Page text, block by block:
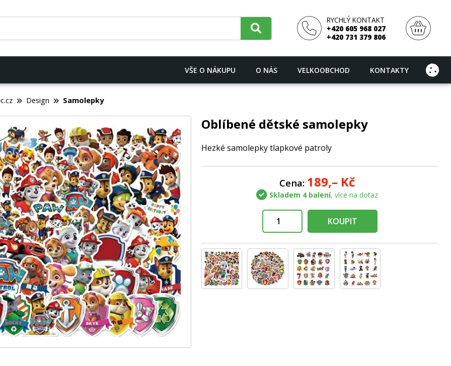
RYCHLÝ KONTAKT
+420 605 968 027
+420 731 379 806
VŠE O NÁKUPU O NÁS VELKOOBCHOD KONTAKTY
Design Samolepky
Oblíbené dětské samolepky
Hezké samolepky tlapkové patroly
Cena: 189,– Kč
Skladem 4 balení, více na dotaz
KOUPIT